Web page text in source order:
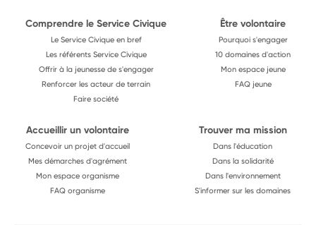
Comprendre le Service Civique
Le Service Civique en bref
Les référents Service Civique
Offrir à la jeunesse de s'engager
Renforcer les acteur de terrain
Faire société
Être volontaire
Pourquoi s'engager
10 domaines d'action
Mon espace jeune
FAQ jeune
Accueillir un volontaire
Concevoir un projet d'accueil
Mes démarches d'agrément
Mon espace organisme
FAQ organisme
Trouver ma mission
Dans l'éducation
Dans la solidarité
Dans l'environnement
S'informer sur les domaines